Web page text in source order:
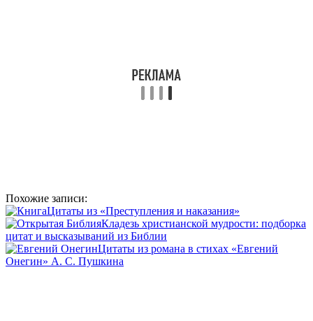
Похожие записи:
Цитаты из «Преступления и наказания»
Кладезь христианской мудрости: подборка
цитат и высказываний из Библии
Цитаты из романа в стихах «Евгений
Онегин» А. С. Пушкина